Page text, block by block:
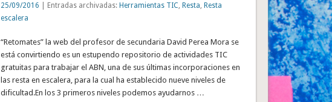
25/09/2016 | Entradas archivadas: Herramientas TIC, Resta, Resta
escalera
“Retomates” la web del profesor de secundaria David Perea Mora se
está convirtiendo es un estupendo repositorio de actividades TIC
gratuitas para trabajar el ABN, una de sus últimas incorporaciones en
las resta en escalera, para la cual ha establecido nueve niveles de
dificultad.En los 3 primeros niveles podemos ayudarnos …